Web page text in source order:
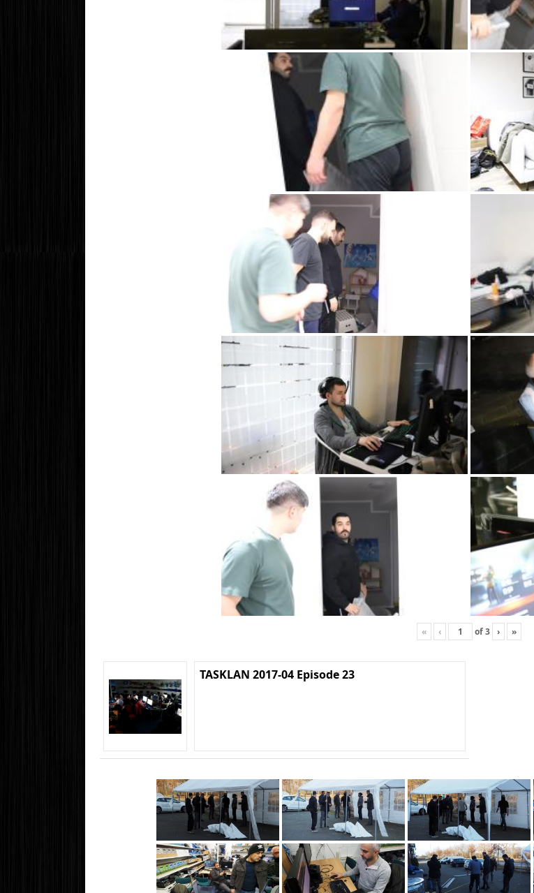
« ‹ of3 › »
TASKLAN 2017-04 Episode 23